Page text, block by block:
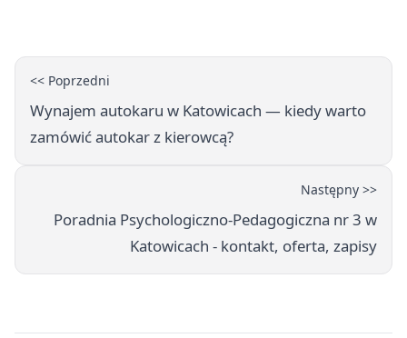
<< Poprzedni
Wynajem autokaru w Katowicach — kiedy warto
zamówić autokar z kierowcą?
Następny >>
Poradnia Psychologiczno-Pedagogiczna nr 3 w
Katowicach - kontakt, oferta, zapisy